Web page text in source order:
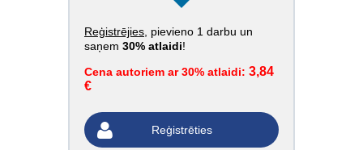
Reģistrējies , pievieno 1 darbu un
saņem 30% atlaidi!
Cena autoriem ar 30% atlaidi: 3,84
€
Reģistrēties